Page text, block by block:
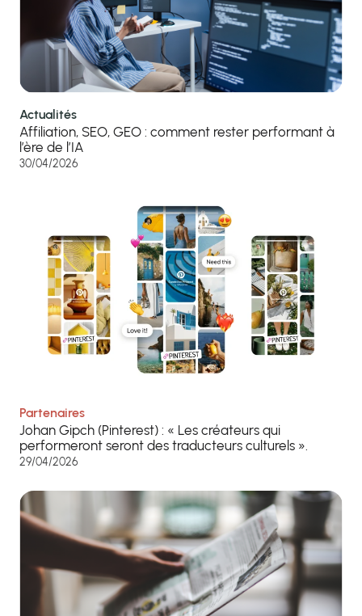
Actualités
Affiliation, SEO, GEO : comment rester performant à
l’ère de l’IA
30/04/2026
Partenaires
Johan Gipch (Pinterest) : « Les créateurs qui
performeront seront des traducteurs culturels ».
29/04/2026